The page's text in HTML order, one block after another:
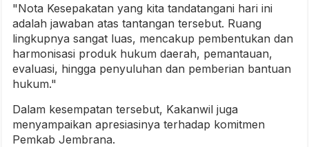
"Nota Kesepakatan yang kita tandatangani hari ini
adalah jawaban atas tantangan tersebut. Ruang
lingkupnya sangat luas, mencakup pembentukan dan
harmonisasi produk hukum daerah, pemantauan,
evaluasi, hingga penyuluhan dan pemberian bantuan
hukum."
Dalam kesempatan tersebut, Kakanwil juga
menyampaikan apresiasinya terhadap komitmen
Pemkab Jembrana.